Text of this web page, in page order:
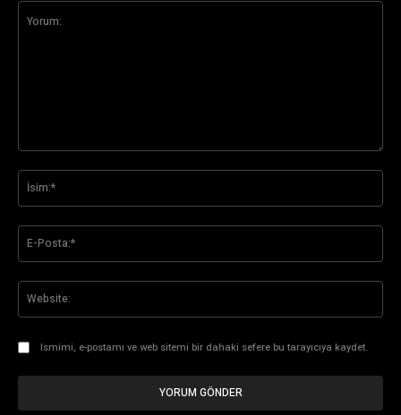
Ismimi, e-postamı ve web sitemi bir dahaki sefere bu tarayıcıya kaydet.